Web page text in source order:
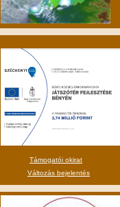
Támogatói okirat
Változás bejelentés